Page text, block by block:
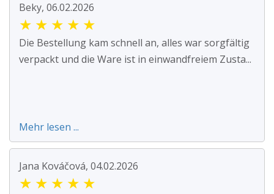
Beky, 06.02.2026
★ ★ ★ ★ ★
Die Bestellung kam schnell an, alles war sorgfältig
verpackt und die Ware ist in einwandfreiem Zusta...
Mehr lesen ...
Jana Kováčová, 04.02.2026
★ ★ ★ ★ ★